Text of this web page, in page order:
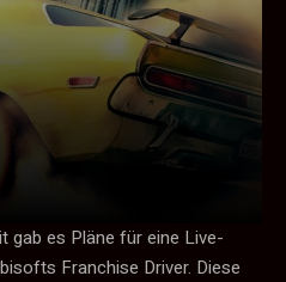
gab es Pläne für eine Live-
Franchise Driver. Diese